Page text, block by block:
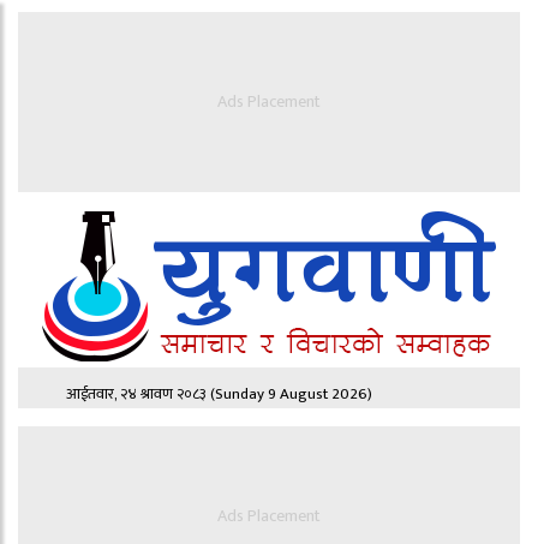
Ads Placement
आईतवार, २४ श्रावण २०८३(Sunday 9 August 2026)
Ads Placement